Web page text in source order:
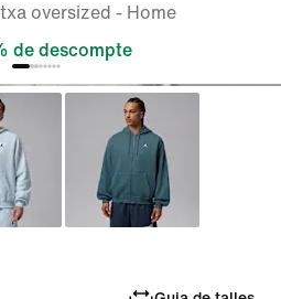
oversized - Home
de descompte